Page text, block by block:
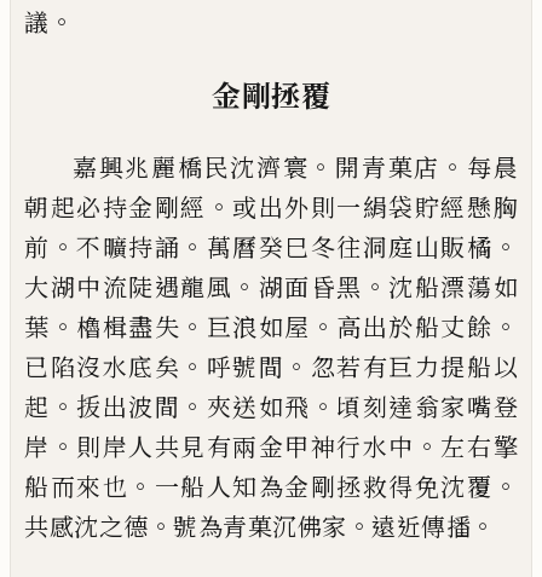
議 。
金剛拯覆
嘉興兆麗橋民沈濟寰 。 開青菓店 。 每晨
朝起必持金剛經 。 或出外則一絹袋貯經懸胸
前 。不曠持誦 。 萬曆癸巳冬往洞庭山販橘 。
大湖中流陡遇龍風 。 湖面昏黑 。 沈船漂蕩如
葉 。 櫓楫盡失 。 巨浪如屋 。 高出於船丈餘 。
已陷沒水底矣 。 呼號間 。 忽若有巨力提船以
起 。㧞出波間 。 夾送如飛 。 頃刻達翁家嘴登
岸 。 則岸人共見有兩金甲神行水中 。 左右擎
船而來也 。 一船人知為金剛拯救得免沈覆 。
共感沈之德 。 號為青菓沉佛家 。 遠近傳播 。